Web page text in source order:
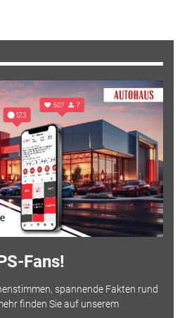
Fans!
spannende Fakten rund
finden Sie auf unserem